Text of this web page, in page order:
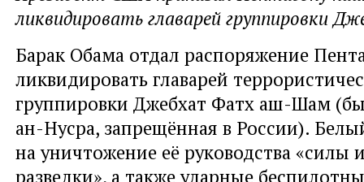
ликвидировать главарей группировки
Барак Обама отдал распоряжение
ликвидировать главарей
группировки Джебхат Фатх аш-Шам
ан-Нусра, запрещённая в России).
на уничтожение её руководства «силы
разведки», а также ударные